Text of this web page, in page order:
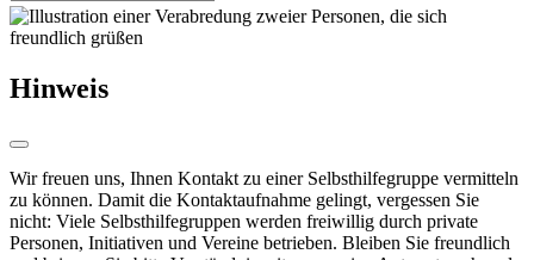
Hinweis
Wir freuen uns, Ihnen Kontakt zu einer Selbsthilfegruppe vermitteln
zu können. Damit die Kontaktaufnahme gelingt, vergessen Sie
nicht: Viele Selbsthilfegruppen werden freiwillig durch private
Personen, Initiativen und Vereine betrieben. Bleiben Sie freundlich